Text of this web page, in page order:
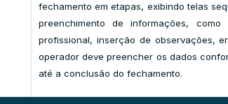
fechamento em etapas, exibindo telas
preenchimento de informações, como
profissional, inserção de observações,
operador deve preencher os dados
até a conclusão do fechamento.